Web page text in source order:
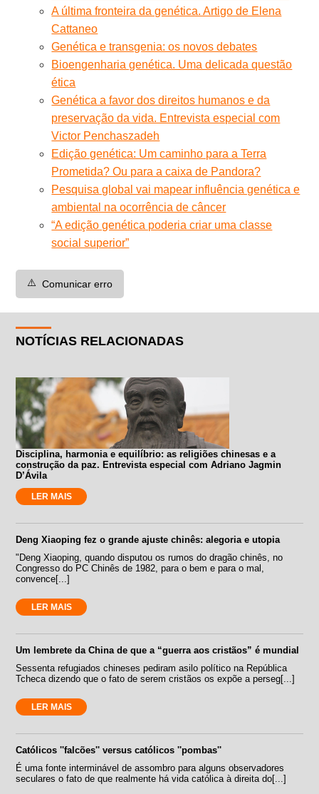
A última fronteira da genética. Artigo de Elena
Cattaneo
Genética e transgenia: os novos debates
Bioengenharia genética. Uma delicada questão
ética
Genética a favor dos direitos humanos e da
preservação da vida. Entrevista especial com
Victor Penchaszadeh
Edição genética: Um caminho para a Terra
Prometida? Ou para a caixa de Pandora?
Pesquisa global vai mapear influência genética e
ambiental na ocorrência de câncer
“A edição genética poderia criar uma classe
social superior”
⚠️ Comunicar erro
NOTÍCIAS RELACIONADAS
Disciplina, harmonia e equilíbrio: as religiões chinesas e a
construção da paz. Entrevista especial com Adriano Jagmin
D’Ávila
LER MAIS
Deng Xiaoping fez o grande ajuste chinês: alegoria e utopia
"Deng Xiaoping, quando disputou os rumos do dragão chinês, no
Congresso do PC Chinês de 1982, para o bem e para o mal,
convence[...]
LER MAIS
Um lembrete da China de que a “guerra aos cristãos” é mundial
Sessenta refugiados chineses pediram asilo político na República
Tcheca dizendo que o fato de serem cristãos os expõe a perseg[...]
LER MAIS
Católicos ''falcões'' versus católicos ''pombas''
É uma fonte interminável de assombro para alguns observadores
seculares o fato de que realmente há vida católica à direita do[...]